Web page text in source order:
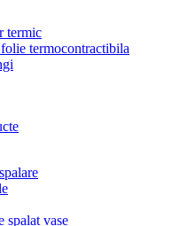
termic
termocontractibila
spalat vase